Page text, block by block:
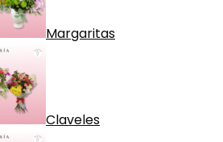
Margaritas
Claveles